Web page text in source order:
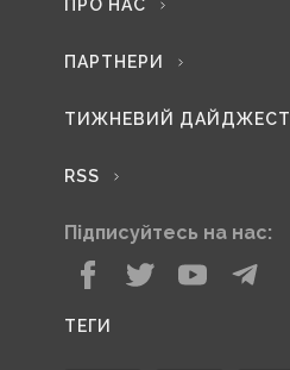
ПРО НАС
ПАРТНЕРИ
ТИЖНЕВИЙ ДАЙДЖЕСТ
RSS
Підписуйтесь на нас:
ТЕГИ